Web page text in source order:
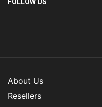
About Us
Resellers